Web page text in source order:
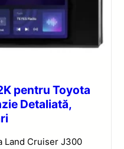
pentru Toyota
Detaliată,
Land Cruiser J300